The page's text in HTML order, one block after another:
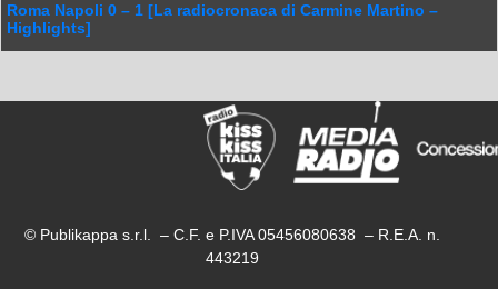
Roma Napoli 0 – 1 [La radiocronaca di Carmine Martino –
Highlights]
© Publikappa s.r.l. – C.F. e P.IVA 05456080638 – R.E.A. n.
443219